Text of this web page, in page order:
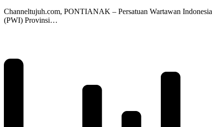
Channeltujuh.com, PONTIANAK – Persatuan Wartawan Indonesia
(PWI) Provinsi…